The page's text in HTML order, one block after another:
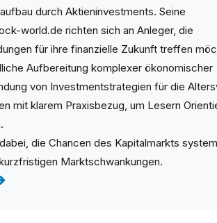
durch Aktieninvestments. Seine
world.de richten sich an Anleger, die
für ihre finanzielle Zukunft treffen
Aufbereitung komplexer ökonomischer
von Investmentstrategien für die
mit klarem Praxisbezug, um Lesern
die Chancen des Kapitalmarkts
Marktschwankungen.